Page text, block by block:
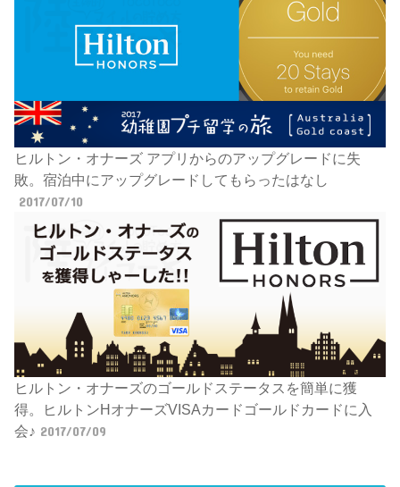
ヒルトン・オナーズ アプリからのアップグレードに失
敗。宿泊中にアップグレードしてもらったはなし
2017/07/10
ヒルトン・オナーズのゴールドステータスを簡単に獲
得。ヒルトンHオナーズVISAカードゴールドカードに入
会♪ 2017/07/09